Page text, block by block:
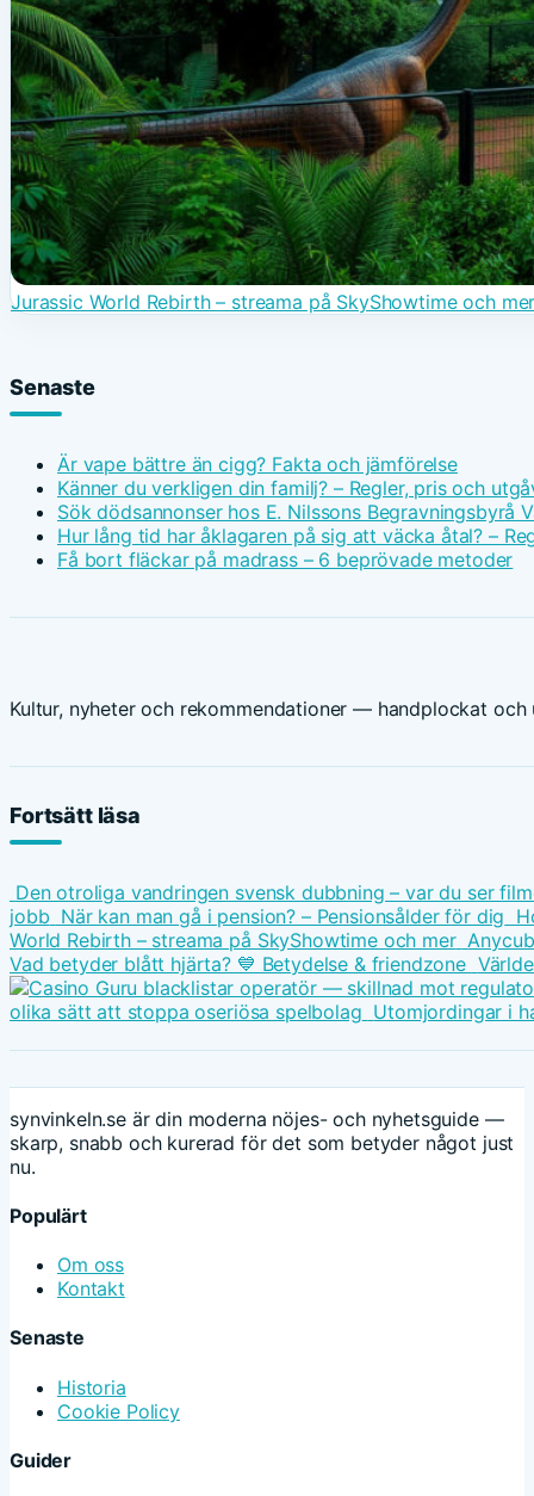
Jurassic World Rebirth – streama på SkyShowtime och
Senaste
Är vape bättre än cigg? Fakta och jämförelse
Känner du verkligen din familj? – Regler, pris och
Sök dödsannonser hos E. Nilssons Begravningsbyrå
Hur lång tid har åklagaren på sig att väcka åtal? –
Få bort fläckar på madrass – 6 beprövade metoder
Kultur, nyheter och rekommendationer — handplockat
Fortsätt läsa
Den otroliga vandringen svensk dubbning – var du ser
jobb När kan man gå i pension? – Pensionsålder för dig
World Rebirth – streama på SkyShowtime och mer
Vad betyder blått hjärta? 💙 Betydelse & friendzone
olika sätt att stoppa oseriösa spelbolag Utomjordingar i
synvinkeln.se är din moderna nöjes- och nyhetsguide —
skarp, snabb och kurerad för det som betyder något just
nu.
Populärt
Om oss
Kontakt
Senaste
Historia
Cookie Policy
Guider